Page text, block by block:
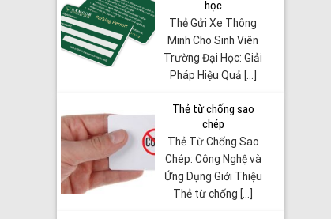
học
Thẻ Gửi Xe Thông
Minh Cho Sinh Viên
Trường Đại Học: Giải
Pháp Hiệu Quả [...]
Thẻ từ chống sao
chép
Thẻ Từ Chống Sao
Chép: Công Nghệ và
Ứng Dụng Giới Thiệu
Thẻ từ chống [...]